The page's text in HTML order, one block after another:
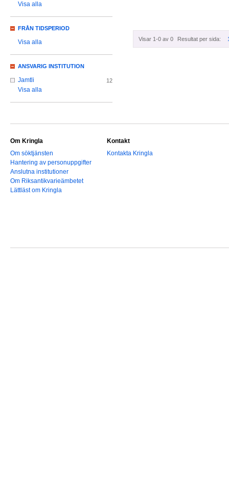
Visar 1-0 av 0 Resultat per sida:
Visa alla
FRÅN TIDSPERIOD
Visa alla
ANSVARIG INSTITUTION
Jamtli 12
Visa alla
Om Kringla
Om söktjänsten
Hantering av personuppgifter
Anslutna institutioner
Om Riksantikvarieämbetet
Lättläst om Kringla
Kontakt
Kontakta Kringla